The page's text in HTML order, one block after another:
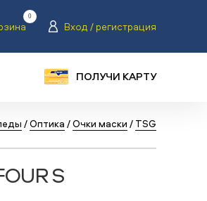
0
Вход / регистрация
ПОЛУЧИ КАРТУ
/Оптика /Очки маски / TSG
S